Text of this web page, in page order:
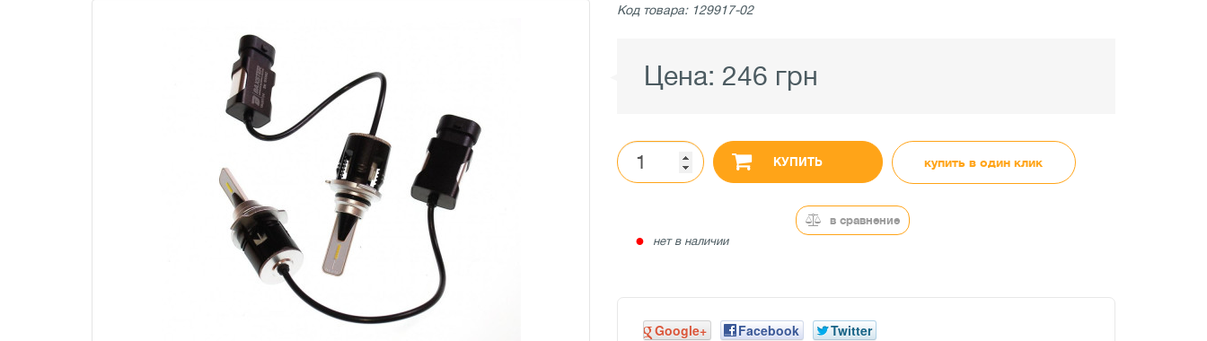
Код товара: 129917-02
Цена: 246 грн
КУПИТЬ купить в один клик
● нет в наличии
в сравнение
Google+ Facebook Twitter